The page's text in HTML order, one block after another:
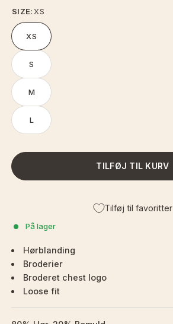
SIZE: XS
XS
S
M
L
TILFØJ TIL KURV
Tilføj til favoritter
På lager
Hørblanding
Broderier
Broderet chest logo
Loose fit